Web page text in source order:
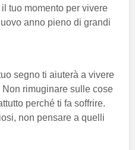
tuo momento per vivere
anno pieno di grandi
segno ti aiuterà a vivere
rimuginare sulle cose
perché ti fa soffrire.
non pensare a quelli